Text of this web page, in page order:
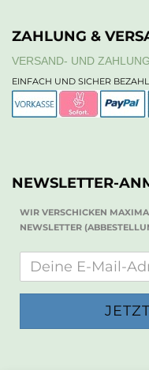
ZAHLUNG &
VERSAND- UND
EINFACH UND SICHER
NEWSLETTER-
WIR VERSCHICKEN
NEWSLETTER